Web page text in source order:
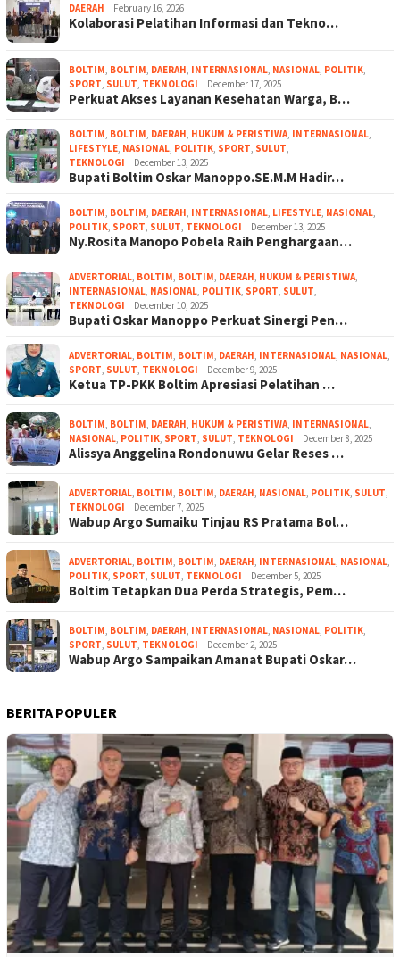
DAERAH February 16, 2026
Kolaborasi Pelatihan Informasi dan Tekno…
BOLTIM, BOLTIM, DAERAH, INTERNASIONAL, NASIONAL, POLITIK,
SPORT, SULUT, TEKNOLOGI December 17, 2025
Perkuat Akses Layanan Kesehatan Warga, B…
BOLTIM, BOLTIM, DAERAH, HUKUM & PERISTIWA, INTERNASIONAL,
LIFESTYLE, NASIONAL, POLITIK, SPORT, SULUT,
TEKNOLOGI
December 13, 2025
Bupati Boltim Oskar Manoppo.SE.M.M Hadir…
BOLTIM, BOLTIM, DAERAH, INTERNASIONAL, LIFESTYLE, NASIONAL,
POLITIK, SPORT, SULUT, TEKNOLOGI December 13, 2025
Ny.Rosita Manopo Pobela Raih Penghargaan…
ADVERTORIAL, BOLTIM, BOLTIM, DAERAH, HUKUM & PERISTIWA,
INTERNASIONAL, NASIONAL, POLITIK, SPORT, SULUT,
TEKNOLOGI
December 10, 2025
Bupati Oskar Manoppo Perkuat Sinergi Pen…
ADVERTORIAL, BOLTIM, BOLTIM, DAERAH, INTERNASIONAL, NASIONAL,
SPORT, SULUT, TEKNOLOGI December 9, 2025
Ketua TP-PKK Boltim Apresiasi Pelatihan …
BOLTIM, BOLTIM, DAERAH, HUKUM & PERISTIWA, INTERNASIONAL,
NASIONAL, POLITIK, SPORT, SULUT, TEKNOLOGI December 8, 2025
Alissya Anggelina Rondonuwu Gelar Reses …
ADVERTORIAL, BOLTIM, BOLTIM, DAERAH, NASIONAL, POLITIK, SULUT,
TEKNOLOGI
December 7, 2025
Wabup Argo Sumaiku Tinjau RS Pratama Bol…
ADVERTORIAL, BOLTIM, BOLTIM, DAERAH, INTERNASIONAL, NASIONAL,
POLITIK, SPORT, SULUT, TEKNOLOGI December 5, 2025
Boltim Tetapkan Dua Perda Strategis, Pem…
BOLTIM, BOLTIM, DAERAH, INTERNASIONAL, NASIONAL, POLITIK,
SPORT, SULUT, TEKNOLOGI December 2, 2025
Wabup Argo Sampaikan Amanat Bupati Oskar…
BERITA POPULER